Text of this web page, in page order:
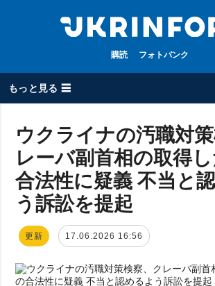
購読 フォトバンク
もっと見る ☰
全てのトピック
戦争
被占領地
経済・復興
防衛
ウク
ルム
ウク
ウクライナの汚職対
レーバ副首相の取得
合法性に疑義 不当と
う訴訟を提起
更新 17.06.2026 16:56